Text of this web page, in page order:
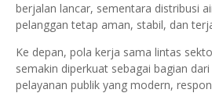
berjalan lancar, sementara distribusi
pelanggan tetap aman, stabil, dan
Ke depan, pola kerja sama lintas
semakin diperkuat sebagai bagian
pelayanan publik yang modern,